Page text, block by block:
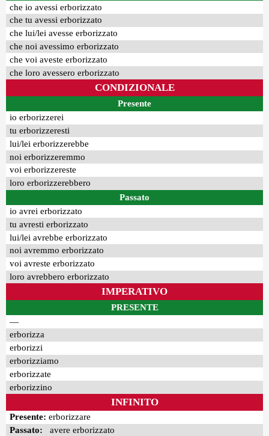
che io avessi erborizzato
che tu avessi erborizzato
che lui/lei avesse erborizzato
che noi avessimo erborizzato
che voi aveste erborizzato
che loro avessero erborizzato
CONDIZIONALE
Presente
io erborizzerei
tu erborizzeresti
lui/lei erborizzerebbe
noi erborizzeremmo
voi erborizzereste
loro erborizzerebbero
Passato
io avrei erborizzato
tu avresti erborizzato
lui/lei avrebbe erborizzato
noi avremmo erborizzato
voi avreste erborizzato
loro avrebbero erborizzato
IMPERATIVO
PRESENTE
—
erborizza
erborizzi
erborizziamo
erborizzate
erborizzino
INFINITO
Presente: erborizzare
Passato: avere erborizzato